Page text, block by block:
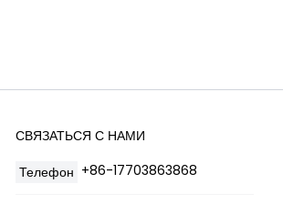
СВЯЗАТЬСЯ С НАМИ
Телефон +86-17703863868